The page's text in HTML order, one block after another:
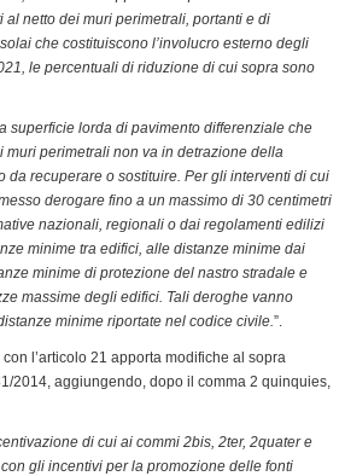
al netto dei muri perimetrali, portanti e di
che costituiscono l’involucro esterno degli
le percentuali di riduzione di cui sopra sono
superficie lorda di pavimento differenziale che
muri perimetrali non va in detrazione della
da recuperare o sostituire. Per gli interventi di cui
derogare fino a un massimo di 30 centimetri
nazionali, regionali o dai regolamenti edilizi
minime tra edifici, alle distanze minime dai
minime di protezione del nastro stradale e
massime degli edifici. Tali deroghe vanno
minime riportate nel codice civile.”.
l’articolo 21 apporta modifiche al sopra
2014, aggiungendo, dopo il comma 2 quinquies,
di cui ai commi 2bis, 2ter, 2quater e
gli incentivi per la promozione delle fonti